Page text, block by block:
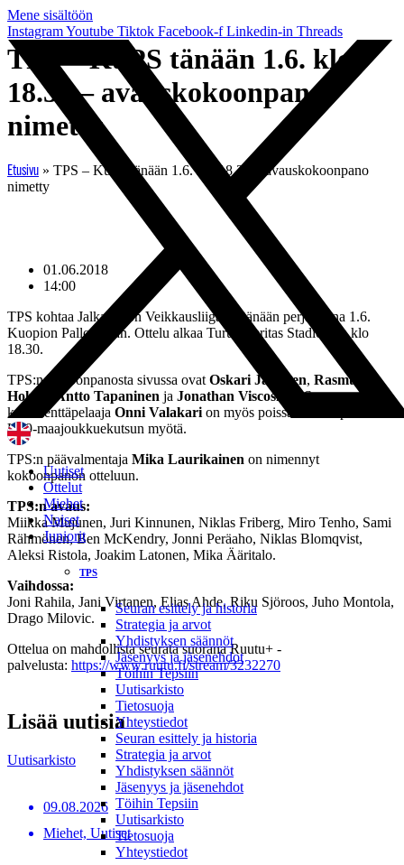
Mene sisältöön
InstagramYoutube Tiktok Facebook-f Linkedin-in Threads
Uutiset
Ottelut
Miehet
Naiset
Juniorit
TPS
Seuran esittely ja historia
Strategia ja arvot
Yhdistyksen säännöt
Jäsenyys ja jäsenehdot
Töihin Tepsiin
Uutisarkisto
Tietosuoja
Yhteystiedot
Seuran esittely ja historia
Strategia ja arvot
Yhdistyksen säännöt
Jäsenyys ja jäsenehdot
Töihin Tepsiin
Uutisarkisto
Tietosuoja
Yhteystiedot
TPS – KuPS tänään 1.6. klo
18.30 – avauskokoonpano
nimetty
Etusivu » TPS – KuPS tänään 1.6. klo 18.30 – avauskokoonpano
nimetty
01.06.2018
14:00
TPS kohtaa Jalkapallon Veikkausliigassa tänään perjantaina 1.6.
Kuopion Palloseuran. Ottelu alkaa Turun Veritas Stadionilla klo
18.30.
TPS:n kokoonpanosta sivussa ovat Oskari Jakonen, Rasmus
Holma
Antto Tapaninen ja Jonathan Viscosi
. TPS:n
keskikenttäpelaaja Onni Valakari on myös poissa kokoonpanosta
U19-maajoukkuekutsun myötä.
TPS:n päävalmentaja Mika Laurikainen on nimennyt
kokoonpanon otteluun.
TPS:n avaus:
Miikka Mujunen, Juri Kinnunen, Niklas Friberg, Miro Tenho, Sami
Rähmönen, Ben McKendry, Jonni Peräaho, Niklas Blomqvist,
Aleksi Ristola, Joakim Latonen, Mika Ääritalo.
Vaihdossa:
Joni Rahila, Jani Virtanen, Elias Ahde, Riku Sjöroos, Juho Montola,
Drago Milovic.
Ottelua on mahdollista seurata suorana Ruutu+ -
palvelusta: https://www.ruutu.fi/stream/3232270
Lisää uutisia
Uutisarkisto
09.08.2026
Miehet, Uutiset